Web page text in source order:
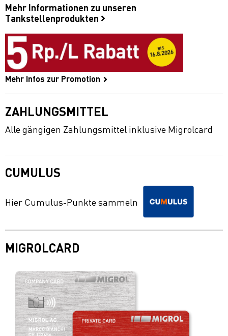
Mehr Informationen zu unseren
Tankstellenprodukten
Mehr Infos zur Promotion
ZAHLUNGSMITTEL
Alle gängigen Zahlungsmittel inklusive Migrolcard
CUMULUS
Hier Cumulus-Punkte sammeln
MIGROLCARD